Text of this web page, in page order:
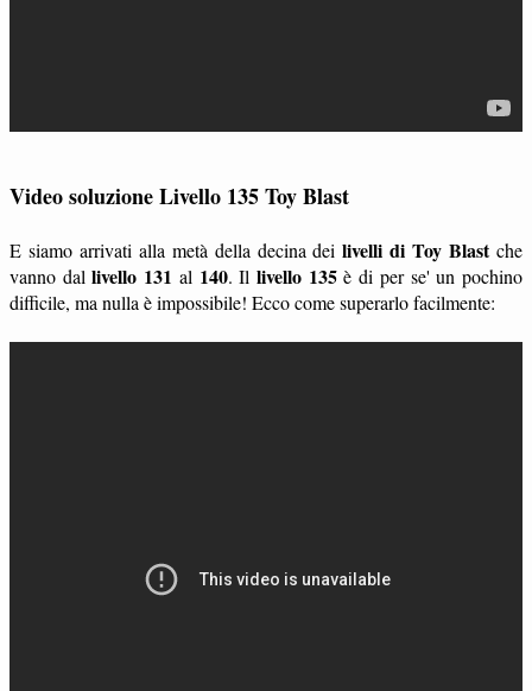
Video soluzione Livello 135 Toy Blast
E siamo arrivati alla metà della decina deilivelli di Toy Blastche
vanno dallivello 131 al 140. Illivello 135è di per se' un pochino
difficile, ma nulla è impossibile! Ecco come superarlo facilmente: